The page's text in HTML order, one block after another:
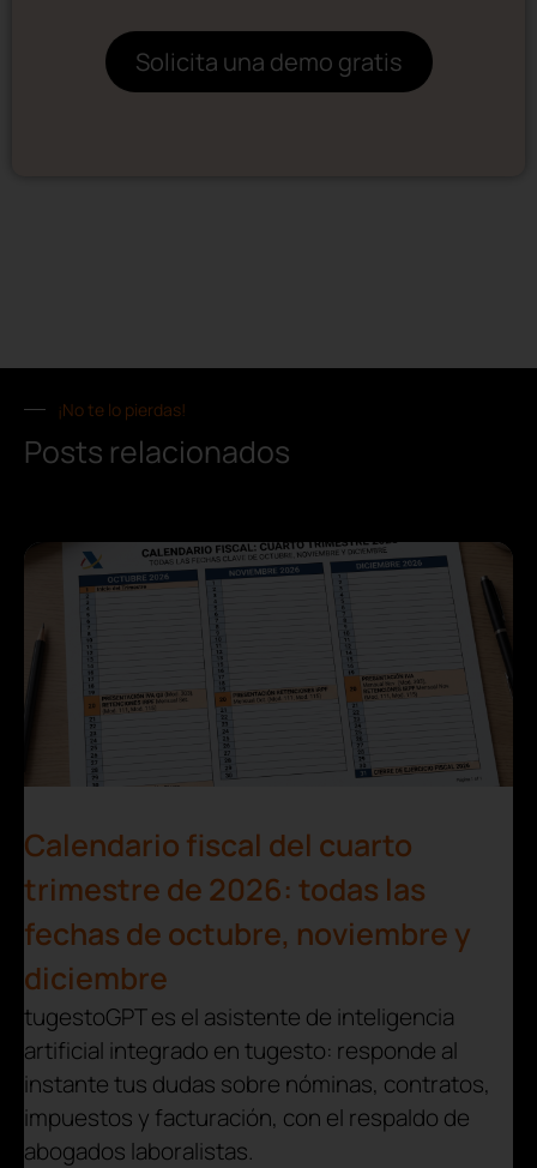
Solicita una demo gratis
¡No te lo pierdas!
Posts relacionados
Calendario fiscal del cuarto
trimestre de 2026: todas las
fechas de octubre, noviembre y
diciembre
tugestoGPT es el asistente de inteligencia
artificial integrado en tugesto: responde al
instante tus dudas sobre nóminas, contratos,
impuestos y facturación, con el respaldo de
abogados laboralistas.